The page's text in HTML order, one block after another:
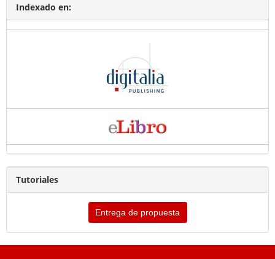
Indexado en:
Tutoriales
Entrega de propuesta